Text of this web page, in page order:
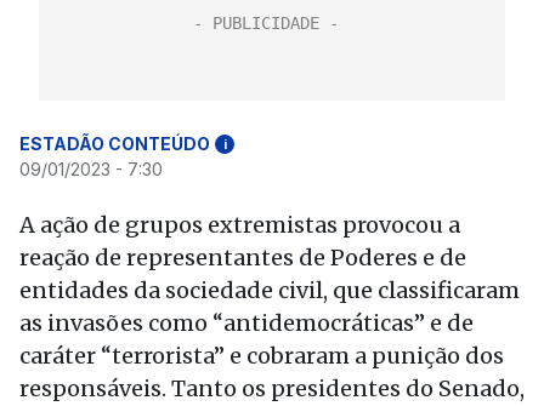
ESTADÃO CONTEÚDO i
09/01/2023 - 7:30
A ação de grupos extremistas provocou a
reação de representantes de Poderes e de
entidades da sociedade civil, que classificaram
as invasões como “antidemocráticas” e de
caráter “terrorista” e cobraram a punição dos
responsáveis. Tanto os presidentes do Senado,